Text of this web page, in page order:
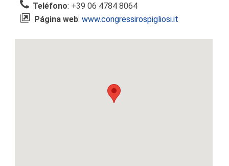
Teléfono: +39 06 4784 8064
Página web: www.congressirospigliosi.it